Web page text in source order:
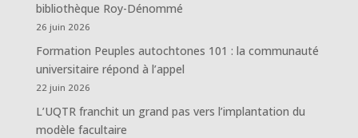
bibliothèque Roy-Dénommé
26 juin 2026
Formation Peuples autochtones 101 : la communauté
universitaire répond à l’appel
22 juin 2026
L’UQTR franchit un grand pas vers l’implantation du
modèle facultaire